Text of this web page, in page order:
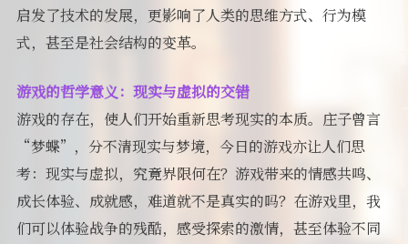
启发了技术的发展，更影响了人类的思维方式、行为模
式，甚至是社会结构的变革。
游戏的哲学意义：现实与虚拟的交错
游戏的存在，使人们开始重新思考现实的本质。庄子曾言
“梦蝶”，分不清现实与梦境，今日的游戏亦让人们思
考：现实与虚拟，究竟界限何在？游戏带来的情感共鸣、
成长体验、成就感，难道就不是真实的吗？在游戏里，我
们可以体验战争的残酷，感受探索的激情，甚至体验不同